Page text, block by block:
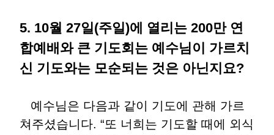
5. 10월 27일(주일)에 열리는 200만 연
합예배와 큰 기도회는 예수님이 가르치
신 기도와는 모순되는 것은 아닌지요?
예수님은 다음과 같이 기도에 관해 가르
쳐주셨습니다. “또 너희는 기도할 때에 외식